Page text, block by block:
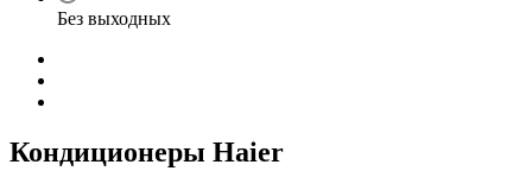
Без выходных
Кондиционеры Haier